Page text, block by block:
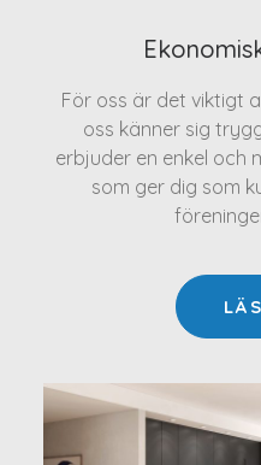
För oss är det viktigt
oss känner sig
erbjuder en enkel och
som ger dig som